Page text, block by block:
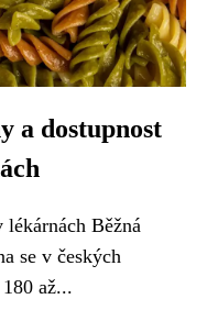
a dostupnost
lékárnách Běžná
se v českých
až...